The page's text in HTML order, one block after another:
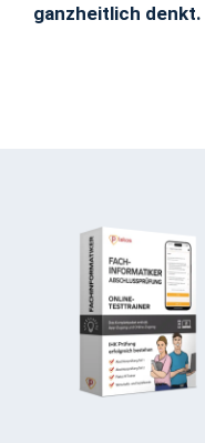
ganzheitlich denkt.